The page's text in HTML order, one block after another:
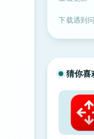
下载遇到
猜你喜